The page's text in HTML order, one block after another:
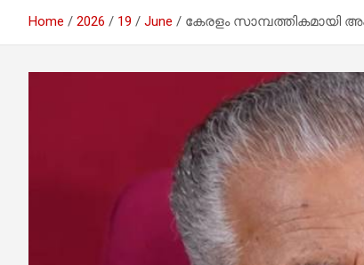
Home 2026 19 June കേരളം സാമ്പത്തികമായി